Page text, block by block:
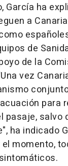
García ha
a
de
de la
vez
para
pasaje, salvo
ha indicado
momento,